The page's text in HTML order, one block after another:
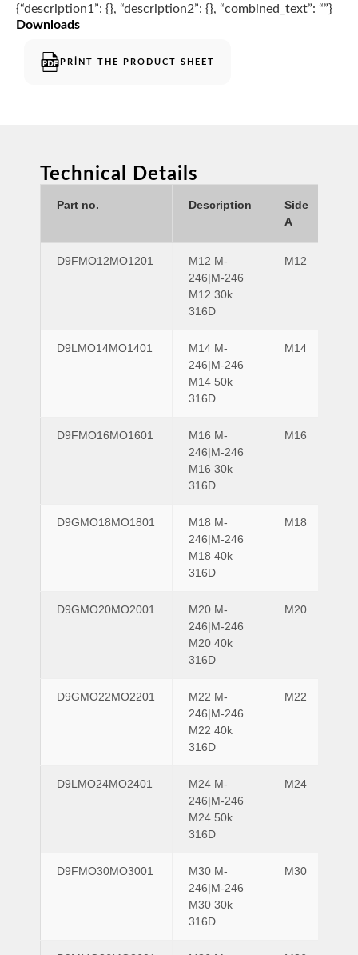
{“description1”: {}, “description2”: {}, “combined_text”: “”}
Downloads
PRINT THE PRODUCT SHEET
Technical Details
Part no. Description
Side
A
D9FMO12MO1201
M12 M-
246|M-246
M12 30k
316D
M12
D9LMO14MO1401
M14 M-
246|M-246
M14 50k
316D
M14
D9FMO16MO1601
M16 M-
246|M-246
M16 30k
316D
M16
D9GMO18MO1801
M18 M-
246|M-246
M18 40k
316D
M18
D9GMO20MO2001
M20 M-
246|M-246
M20 40k
316D
M20
D9GMO22MO2201
M22 M-
246|M-246
M22 40k
316D
M22
D9LMO24MO2401
M24 M-
246|M-246
M24 50k
316D
M24
D9FMO30MO3001
M30 M-
246|M-246
M30 30k
316D
M30